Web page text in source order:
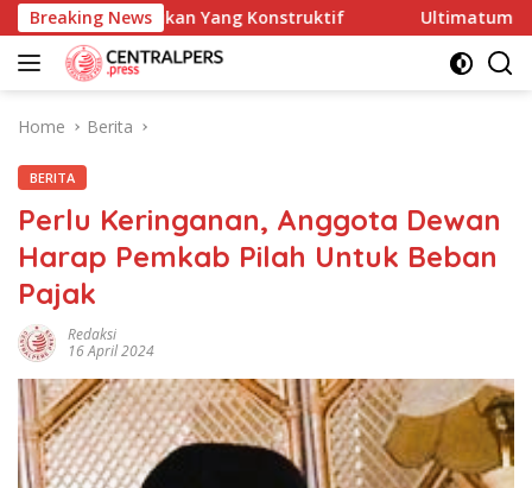
Skip
to
content
Breaking News
Masukan Yang Konstruktif Ultimatum DPP LPK-RI
Home Berita
BERITA
Perlu Keringanan, Anggota Dewan
Harap Pemkab Pilah Untuk Beban
Pajak
Redaksi
16 April 2024